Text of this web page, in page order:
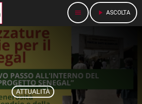
menu play_arrow ASCOLTA
ATTUALITÀ